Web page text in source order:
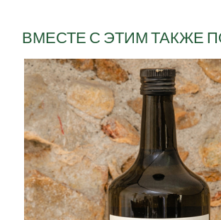
ВМЕСТЕ С ЭТИМ ТАКЖЕ